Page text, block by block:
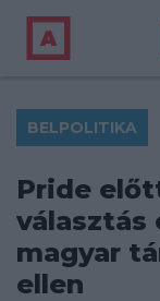
BELPOLITIKA
Pride
választás
magyar
ellen